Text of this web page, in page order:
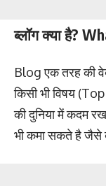
ब्लॉग क्या है?
Blog एक तरह की
किसी भी विषय
की दुनिया में कदम
भी कमा सकते है जैसे